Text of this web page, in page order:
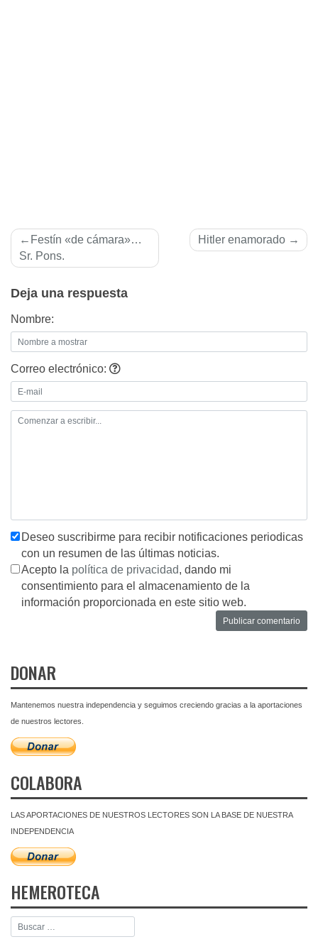
Navegación
de
Festí­n «de cámara»…
Sr. Pons.
Hitler enamorado
Deja una respuesta
Nombre:
Correo electrónico:
Deseo suscribirme para recibir notificaciones periodicas
con un resumen de las últimas noticias.
Acepto la política de privacidad, dando mi
consentimiento para el almacenamiento de la
información proporcionada en este sitio web.
DONAR
Mantenemos nuestra independencia y seguimos creciendo gracias a la aportaciones
de nuestros lectores.
COLABORA
LAS APORTACIONES DE NUESTROS LECTORES SON LA BASE DE NUESTRA
INDEPENDENCIA
HEMEROTECA